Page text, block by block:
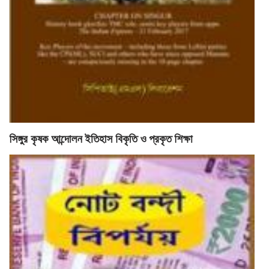
সিঙ্গুর কৃষক আন্দোলন ইতিহাস বিকৃতি ও প্রকৃত শিক্ষা